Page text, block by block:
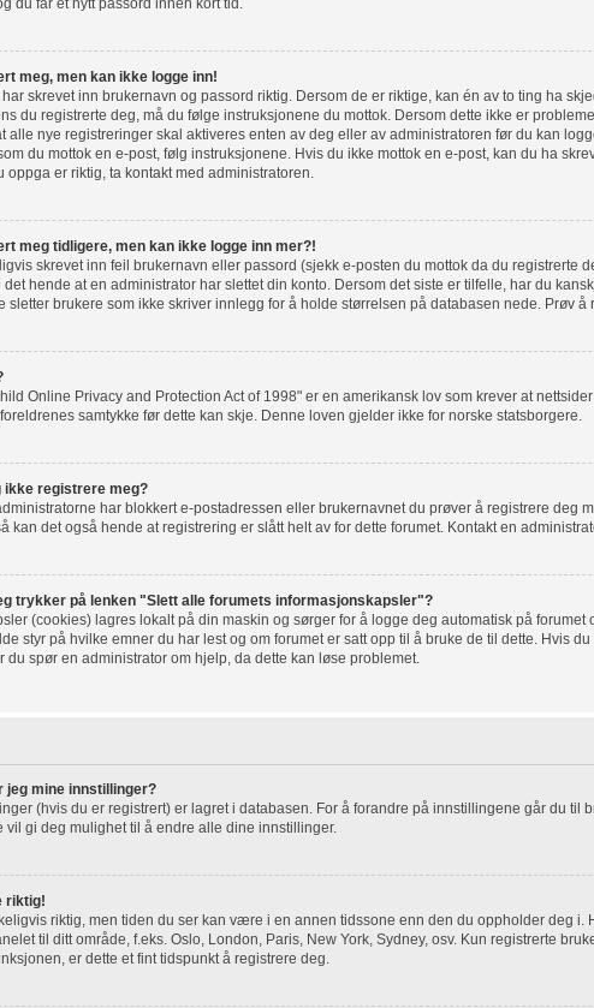
meg, men kan ikke logge inn!
skrevet inn brukernavn og passord riktig. Dersom de er riktige, kan én av to ting ha
du registrerte deg, må du følge instruksjonene du mottok. Dersom dette ikke er
alle nye registreringer skal aktiveres enten av deg eller av administratoren før du kan
du mottok en e-post, følg instruksjonene. Hvis du ikke mottok en e-post, kan du ha
oppga er riktig, ta kontakt med administratoren.
meg tidligere, men kan ikke logge inn mer?!
skrevet inn feil brukernavn eller passord (sjekk e-posten du mottok da du registrerte
det hende at en administrator har slettet din konto. Dersom det siste er tilfelle, har du
sletter brukere som ikke skriver innlegg for å holde størrelsen på databasen nede. Prøv
Online Privacy and Protection Act of 1998" er en amerikansk lov som krever at
samtykke før dette kan skje. Denne loven gjelder ikke for norske statsborgere.
ikke registrere meg?
har blokkert e-postadressen eller brukernavnet du prøver å registrere deg
kan det også hende at registrering er slått helt av for dette forumet. Kontakt en
trykker på lenken "Slett alle forumets informasjonskapsler"?
(cookies) lagres lokalt på din maskin og sørger for å logge deg automatisk på
styr på hvilke emner du har lest og om forumet er satt opp til å bruke de til dette. Hvis
du spør en administrator om hjelp, da dette kan løse problemet.
jeg mine innstillinger?
(hvis du er registrert) er lagret i databasen. For å forandre på innstillingene går du til
vil gi deg mulighet til å endre alle dine innstillinger.
riktig!
riktig, men tiden du ser kan være i en annen tidssone enn den du oppholder deg i.
til ditt område, f.eks. Oslo, London, Paris, New York, Sydney, osv. Kun registrerte
er dette et fint tidspunkt å registrere deg.